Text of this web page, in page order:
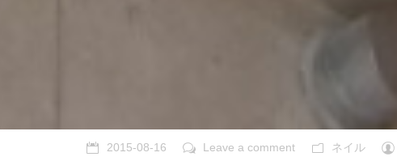
2015-08-16 Leave a comment ネイル